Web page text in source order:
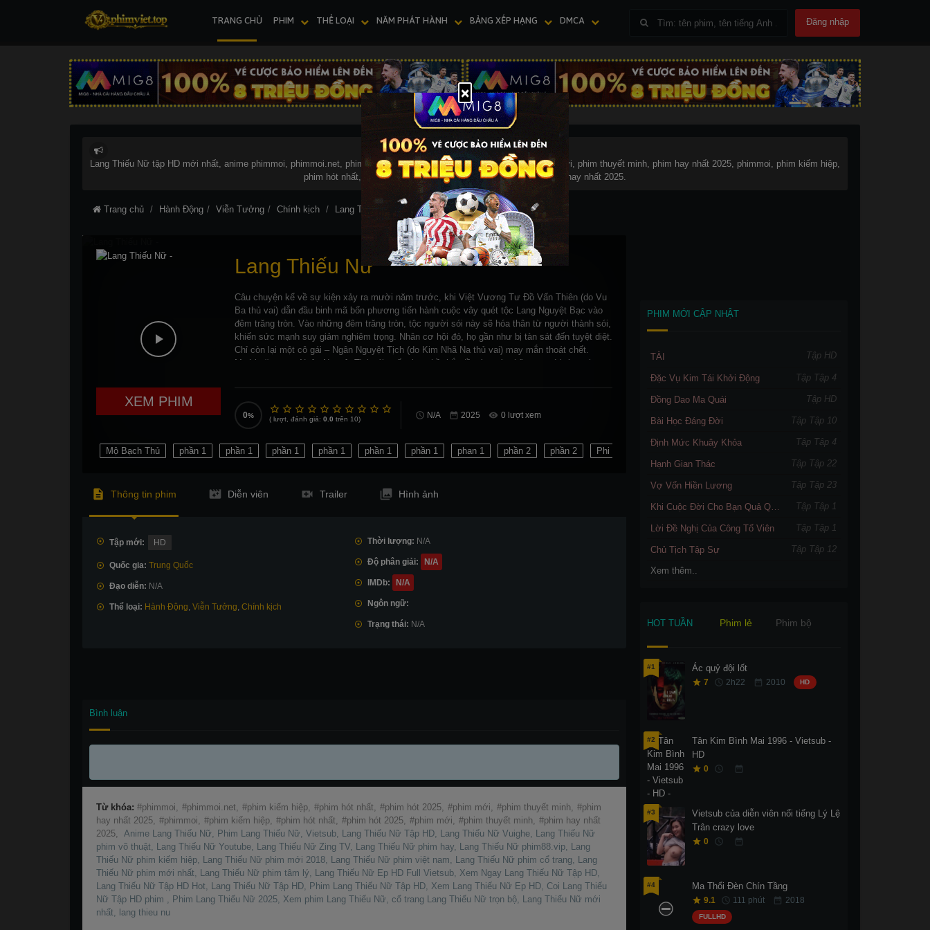
Đăng nhập
TRANG CHỦ PHIM THỂ LOẠI NĂM PHÁT HÀNH BẢNG XẾP HẠNG DMCA
Lang Thiếu Nữ tập HD mới nhất, anime phimmoi, phimmoi.net, phim kiếm hiệp, phim hót nhất, phim hót 2025, phim mới, phim thuyết minh, phim hay nhất 2025, phimmoi, phim kiếm hiệp,
phim hót nhất, phim hót 2025, phim mới, phim thuyết minh, phim hay nhất 2025.
Trang chủ Hành Động Viễn Tưởng Chính kịch Lang Thiếu Nữ Thông tin
Lang Thiếu Nữ
XEM PHIM
Câu chuyện kể về sự kiện xảy ra mười năm trước, khi Việt Vương Tư Đồ Vấn Thiên (do Vu
Ba thủ vai) dẫn đầu binh mã bốn phương tiến hành cuộc vây quét tộc Lang Nguyệt Bạc vào
đêm trăng tròn. Vào những đêm trăng tròn, tộc người sói này sẽ hóa thân từ người thành sói,
khiến sức mạnh suy giảm nghiêm trọng. Nhân cơ hội đó, họ gần như bị tàn sát đến tuyệt diệt.
Chỉ còn lại một cô gái – Ngân Nguyệt Tịch (do Kim Nhã Na thủ vai) may mắn thoát chết.
Mười năm sau, Ngân Nguyệt Tịch tái xuất giang hồ, bắt đầu ám sát những người từng tham
Vương đã phát hiện tung tích của cô và dồn cô đến bước đường cùng. Đúng lúc nguy cấp,
một thiếu niên tên Lục Vân Sơ (do Thiệu Soái thủ vai) bất ngờ ra tay cứu giúp cô. Tuy nhiên,
từ đây câu chuyện lại tiếp tục rẽ theo một hướng bất ngờ…
0 ( lượt, đánh giá: 0.0 trên 10) N/A 0 lượt xem
Mộ Bạch Thủ phần 1 phần 1 phần 1 phần 1 phần 1 phần 1 phan 1 phần 2 phần 2 Phi Vụ Triệu Đô phần 3 Season 1
Thông tin phim Diễn viên Trailer Hình ảnh
Tập mới: HD
Quốc gia: Trung Quốc
Đạo diễn: N/A
Thể loại: Hành Động,Viễn Tưởng,Chính kịch
Thời lượng: N/A
Độ phân giải: N/A
IMDb: N/A
Ngôn ngữ:
Trạng thái: N/A
Bình luận
Từ khóa: phimmoi, phimmoi.net, phim kiếm hiệp, phim hót nhất, phim hót 2025, phim mới, phim thuyết minh,
phim
hay nhất 2025,
phimmoi, phim kiếm hiệp, phim hót nhất, phim hót 2025, phim mới, phim thuyết minh,
phim hay nhất
2025, Anime Lang Thiếu Nữ, Phim Lang Thiếu Nữ, Vietsub, Lang Thiếu Nữ Tập HD, Lang Thiếu Nữ Vuighe, Lang Thiếu Nữ
phim võ thuật, Lang Thiếu Nữ Youtube, Lang Thiếu Nữ Zing TV, Lang Thiếu Nữ phim hay, Lang Thiếu Nữ phim88.vip, Lang
Thiếu Nữ phim kiếm hiệp, Lang Thiếu Nữ phim mới 2018, Lang Thiếu Nữ phim việt nam, Lang Thiếu Nữ phim cổ trang, Lang
Thiếu Nữ phim mới nhất, Lang Thiếu Nữ phim tâm lý, Lang Thiếu Nữ Ep HD Full Vietsub, Xem Ngay Lang Thiếu Nữ Tập HD,
Lang Thiếu Nữ Tập HD Hot, Lang Thiếu Nữ Tập HD, Phim Lang Thiếu Nữ Tập HD, Xem Lang Thiếu Nữ Ep HD, Coi Lang Thiếu
Nữ Tập HD phim , Phim Lang Thiếu Nữ 2025, Xem phim Lang Thiếu Nữ, cổ trang Lang Thiếu Nữ trọn bộ, Lang Thiếu Nữ mới
nhất, lang thieu nu
PHIM MỚI CẬP NHẬT
TÀI Tập HD
Đặc Vụ Kim Tái Khởi Động Tập Tập 4
Đồng Dao Ma Quái Tập HD
Bài Học Đáng Đời Tập Tập 10
Định Mức Khuây Khỏa Tập Tập 4
Hạnh Gian Thác Tập Tập 22
Vợ Vốn Hiền Lương Tập Tập 23
Tập Tập 1
Lời Đề Nghị Của Công Tố Viên Tập Tập 1
Chủ Tịch Tập Sự Tập Tập 12
Xem thêm..
HOT TUẦN Phim lẻ Phim bộ
#1 Ác quỷ đội lốt
7 2h22 2010 HD
#2
Tân Kim Bình Mai 1996 - Vietsub -
HD
0
#3
Vietsub của diễn viên nổi tiếng Lý Lệ
Trân crazy love
0
#4 Ma Thổi Đèn Chín Tầng
9.1 111 phút 2018
FULLHD
×